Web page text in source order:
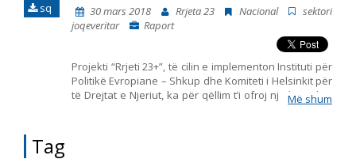
sq
30 mars 2018 Rrjeta 23 Nacional
sektori
joqeveritar
Raport
Projekti “Rrjeti 23+”, të cilin e implementon Instituti për
Politikë Evropiane – Shkup dhe Komiteti i Helsinkit për
të Drejtat e Njeriut, ka për qëllim t’i ofroj një kontribut
të strukturuar shoqërisë civile në monitorimin dhe
Më shum
Tag